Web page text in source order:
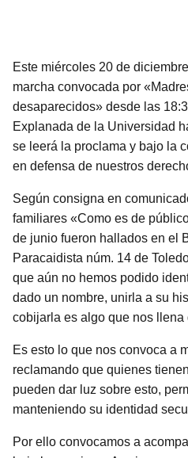
Este miércoles 20 de
marcha convocada por
desaparecidos» desde las
Explanada de la Universidad
se leerá la proclama y bajo la
en defensa de nuestros
Según consigna en
familiares «Como es de
de junio fueron hallados en el
Paracaidista núm. 14 de
que aún no hemos podido
dado un nombre, unirla a su
cobijarla es algo que nos llena
Es esto lo que nos convoca a
reclamando que quienes
pueden dar luz sobre esto,
manteniendo su identidad
Por ello convocamos a